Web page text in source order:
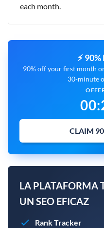
each month.
⚡
90% off your first month
30-minute
00:
CLAIM
LA PLATAFORMA
UN SEO EFICAZ
Rank Tracker